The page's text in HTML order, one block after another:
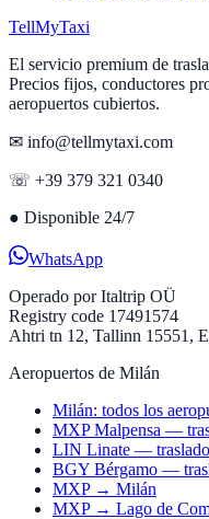
TellMyTaxi
El servicio premium de
Precios fijos, conductores
aeropuertos cubiertos.
✉ info@tellmytaxi.com
☏ +39 379 321 0340
● Disponible 24/7
WhatsApp
Operado porItaltrip OÜ
Registry code 17491574
Ahtri tn 12, Tallinn 15551,
Aeropuertos de Milán
Milán: todos los
MXP Malpensa —
LIN Linate —
BGY Bérgamo —
MXP → Milán
MXP → Lago de